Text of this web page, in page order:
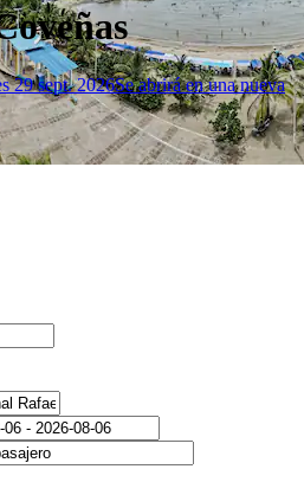
29 sept. 2026Se abrirá en una nueva